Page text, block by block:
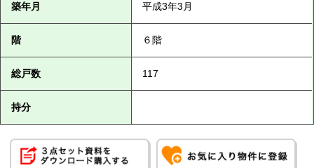
築年月 平成3年3月
階 ６階
総戸数 117
持分